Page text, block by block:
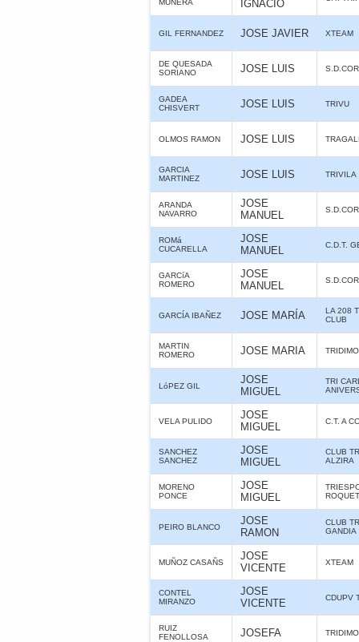
MUNERA
IGNACIO
GIL FERNANDEZ JOSE JAVIER XTEAM
DE QUESADA
SORIANO
JOSE LUIS
GADEA
CHISVERT
JOSE LUIS TRIVU
OLMOS RAMON JOSE LUIS
GARCIA
MARTINEZ
JOSE LUIS TRIVILA
ARANDA
NAVARRO
JOSE
MANUEL
ROMá
CUCARELLA
JOSE
MANUEL
C.D.T.
GARCíA
ROMERO
JOSE
MANUEL
GARCÍA IBAÑEZ JOSE MARÍA
LA 208
CLUB
MARTIN
ROMERO
JOSE MARIA
LóPEZ GIL
JOSE
MIGUEL
TRI
VELA PULIDO
JOSE
MIGUEL
C.T. A
SANCHEZ
SANCHEZ
JOSE
MIGUEL
CLUB
ALZIRA
MORENO
PONCE
JOSE
MIGUEL
PEIRO BLANCO
JOSE
RAMON
CLUB
GANDIA
MUÑOZ CASAÑS
JOSE
VICENTE
XTEAM
CONTEL
MIRANZO
JOSE
VICENTE
CDUPV
RUIZ
FENOLLOSA
JOSEFA